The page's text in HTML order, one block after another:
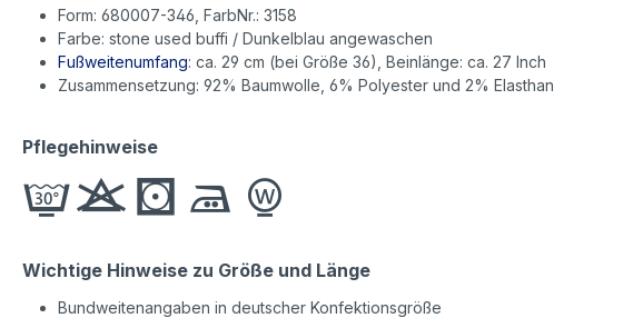
Form: 680007-346, FarbNr.: 3158
Farbe: stone used buffi / Dunkelblau angewaschen
Fußweitenumfang: ca. 29 cm (bei Größe 36), Beinlänge: ca. 27 Inch
Zusammensetzung: 92% Baumwolle, 6% Polyester und 2% Elasthan
Pflegehinweise
Wichtige Hinweise zu Größe und Länge
Bundweitenangaben in deutscher Konfektionsgröße